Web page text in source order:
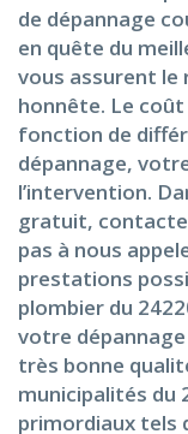
de dépannage
en quête du
vous assurent le
honnête. Le
fonction de
dépannage,
l’intervention.
gratuit,
pas à nous
prestations
plombier du
votre
très bonne
municipalités du
primordiaux tels